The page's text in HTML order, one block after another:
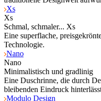
Xs
Xs
Schmal, schmaler... Xs
Eine superflache,
Technologie.
Nano
Nano
Minimalistisch und gradlinig
Eine Duschrinne, die durch
bleibenden Eindruck
Modulo Design